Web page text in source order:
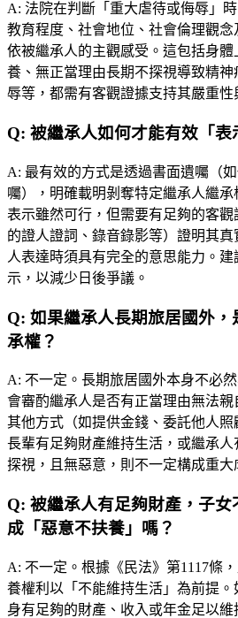
A: 法院在判斷「重大虐待或侮辱」
教育程度、社會地位、社會倫理觀
依被繼承人的主觀感受。這包括身
養、無正當理由長期不探視導致精
辱等，都需有客觀證據支持其嚴重性
Q: 被繼承人如何才能有效「表
A: 最有效的方式是透過書面遺囑（
囑），明確載明剝奪特定繼承人繼
表示雖然可行，但需要有足夠的客
的證人證詞、錄音錄影等）證明其
人表達時須具有完全的意思能力。
示，以減少日後爭議。
Q: 如果繼承人長期旅居國外
承權？
A: 不一定。長期旅居國外本身不必
會審酌繼承人是否有正當理由無法
其他方式（如提供金錢、委託他人
長輩有足夠財產維持生活，或繼承
探視，且無惡意，則不一定構成重大
Q: 被繼承人有足夠財產，子
成「惡意不扶養」嗎？
A: 不一定。根據《民法》第1117條
養權利以「不能維持生活」為前提
身有足夠的財產、收入或年金足以